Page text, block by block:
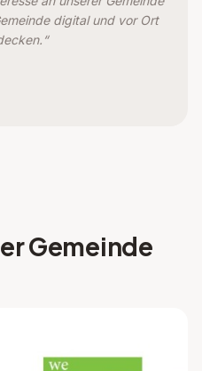
digital und vor Ort
Gemeinde